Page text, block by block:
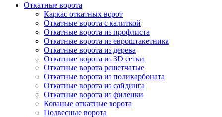
Откатные ворота
Каркас откатных ворот
Откатные ворота с калиткой
Откатные ворота из профлиста
Откатные ворота из евроштакетника
Откатные ворота из дерева
Откатные ворота из 3D сетки
Откатные ворота решетчатые
Откатные ворота из поликарбоната
Откатные ворота из сайдинга
Откатные ворота из филенки
Кованые откатные ворота
Подвесные ворота